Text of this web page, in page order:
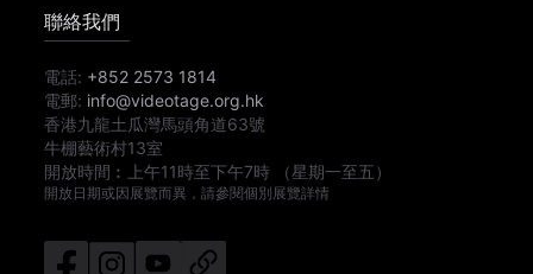
聯絡我們
電話: +852 2573 1814
電郵: info@videotage.org.hk
香港九龍土瓜灣馬頭角道63號
牛棚藝術村13室
開放時間︰
上午11時至下午7時 （星期一至五）
開放日期或因展覽而異，請參閱個別展覽詳情